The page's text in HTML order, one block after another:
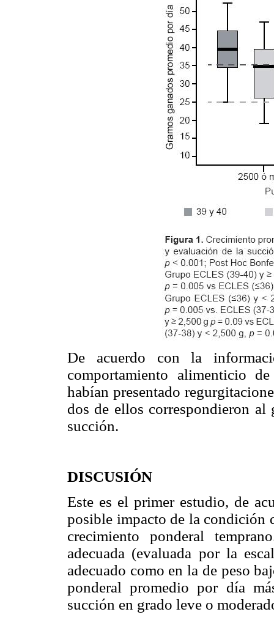
De acuerdo con la
comportamiento alimenticio
habían presentado
dos de ellos correspondieron
succión.
DISCUSIÓN
Este es el primer estudio, de
posible impacto de la condición
crecimiento ponderal
adecuada (evaluada por la
adecuado como en la de peso
ponderal promedio por día
succión en grado leve o